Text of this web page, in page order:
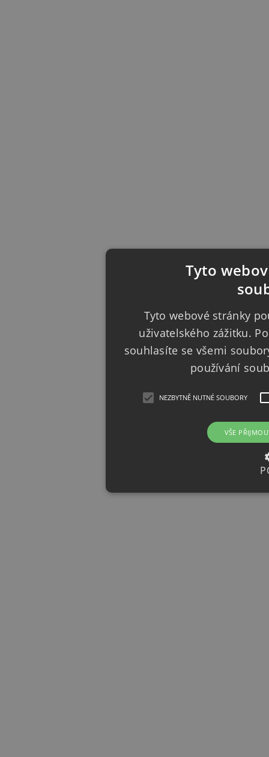
Tyto
Tyto webové stránky
uživatelského zážitku.
souhlasíte se všemi
používání
NEZBYTNĚ NUTNÉ SOUBORY
VŠE